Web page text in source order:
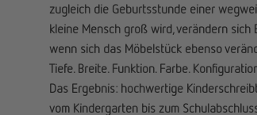
zugleich die Geburtsstunde einer
kleine Mensch groß wird, verändern sich
wenn sich das Möbelstück ebenso
Tiefe. Breite. Funktion. Farbe.
Das Ergebnis: hochwertige
vom Kindergarten bis zum